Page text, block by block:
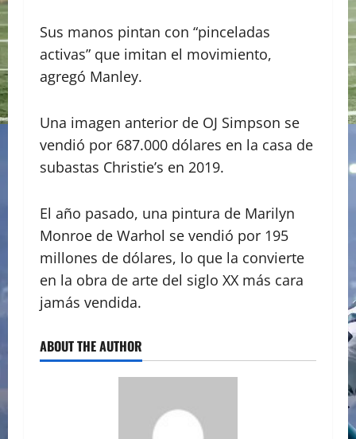
Sus manos pintan con “pinceladas
activas” que imitan el movimiento,
agregó Manley.
Una imagen anterior de OJ Simpson se
vendió por 687.000 dólares en la casa de
subastas Christie’s en 2019.
El año pasado, una pintura de Marilyn
Monroe de Warhol se vendió por 195
millones de dólares, lo que la convierte
en la obra de arte del siglo XX más cara
jamás vendida.
ABOUT THE AUTHOR